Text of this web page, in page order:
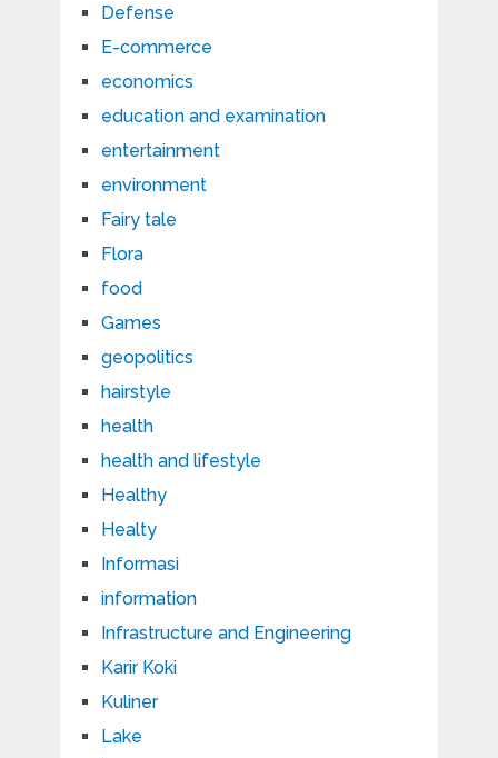
Defense
E-commerce
economics
education and examination
entertainment
environment
Fairy tale
Flora
food
Games
geopolitics
hairstyle
health
health and lifestyle
Healthy
Healty
Informasi
information
Infrastructure and Engineering
Karir Koki
Kuliner
Lake